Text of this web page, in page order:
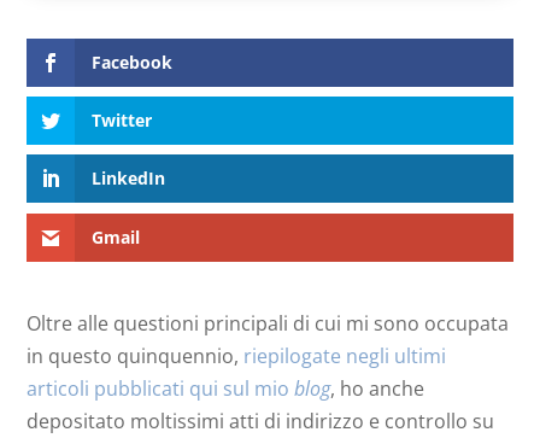
Facebook
Twitter
LinkedIn
Gmail
Oltre alle questioni principali di cui mi sono occupata
in questo quinquennio, riepilogate negli ultimi
articoli pubblicati qui sul mioblog, ho anche
depositato moltissimi atti di indirizzo e controllo su